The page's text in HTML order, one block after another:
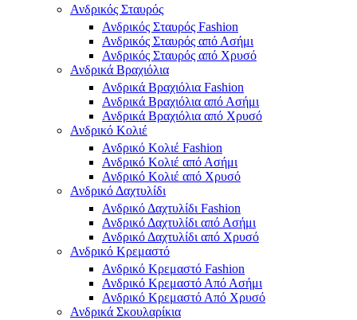
Ανδρικός Σταυρός
Ανδρικός Σταυρός Fashion
Ανδρικός Σταυρός από Ασήμι
Ανδρικός Σταυρός από Χρυσό
Ανδρικά Βραχιόλια
Ανδρικά Βραχιόλια Fashion
Ανδρικά Βραχιόλια από Ασήμι
Ανδρικά Βραχιόλια από Χρυσό
Ανδρικό Κολιέ
Ανδρικό Κολιέ Fashion
Ανδρικό Κολιέ από Ασήμι
Ανδρικό Κολιέ από Χρυσό
Ανδρικό Δαχτυλίδι
Ανδρικό Δαχτυλίδι Fashion
Ανδρικό Δαχτυλίδι από Ασήμι
Ανδρικό Δαχτυλίδι από Χρυσό
Ανδρικό Κρεμαστό
Ανδρικό Κρεμαστό Fashion
Ανδρικό Κρεμαστό Από Ασήμι
Ανδρικό Κρεμαστό Από Χρυσό
Ανδρικά Σκουλαρίκια